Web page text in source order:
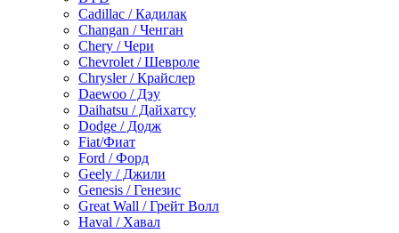
Cadillac / Кадилак
Changan / Ченган
Chery / Чери
Chevrolet / Шевроле
Chrysler / Крайслер
Daewoo / Дэу
Daihatsu / Дайхатсу
Dodge / Додж
Fiat/Фиат
Ford / Форд
Geely / Джили
Genesis / Генезис
Great Wall / Грейт Волл
Haval / Хавал